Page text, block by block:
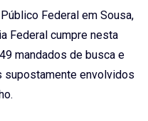
Federal em Sousa,
Federal cumpre nesta
mandados de busca e
supostamente envolvidos